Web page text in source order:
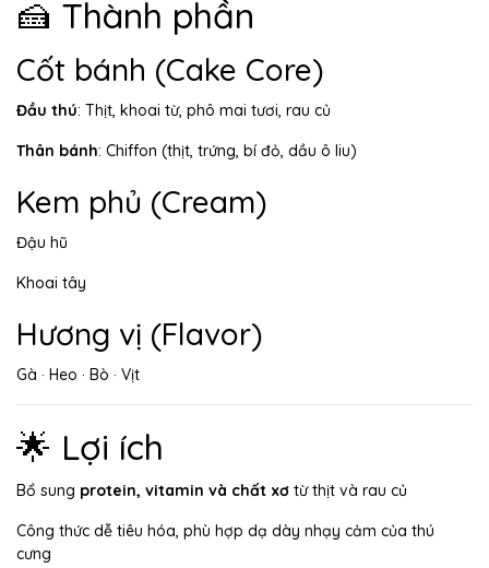
🍰 Thành phần
Cốt bánh (Cake Core)
Đầu thú: Thịt, khoai từ, phô mai tươi, rau củ
Thân bánh: Chiffon (thịt, trứng, bí đỏ, dầu ô liu)
Kem phủ (Cream)
Đậu hũ
Khoai tây
Hương vị (Flavor)
Gà · Heo · Bò · Vịt
🌟 Lợi ích
Bổ sung protein, vitamin và chất xơ từ thịt và rau củ
Công thức dễ tiêu hóa, phù hợp dạ dày nhạy cảm của thú
cưng